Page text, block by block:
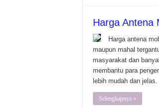
Harga Antena
Harga antena
maupun mahal
masyarakat dan
membantu para
lebih mudah dan
Selengkapnya »